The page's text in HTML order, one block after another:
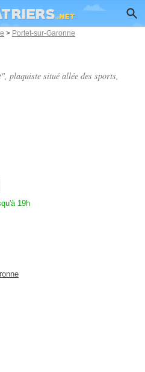
> Portet-sur-Garonne
plaquiste situé allée des sports,
19h